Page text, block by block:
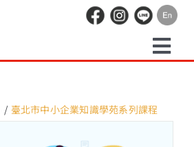
臺北市中小企業知識學苑系列課程